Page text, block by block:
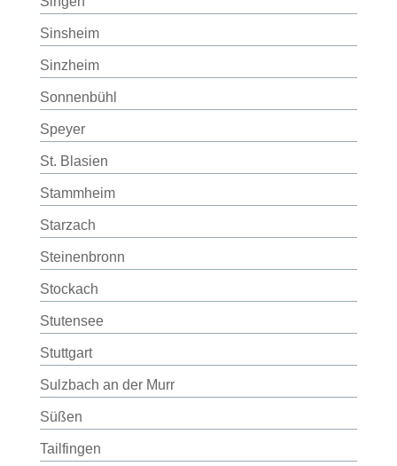
Sinsheim
Sinzheim
Sonnenbühl
Speyer
St. Blasien
Stammheim
Starzach
Steinenbronn
Stockach
Stutensee
Stuttgart
Sulzbach an der Murr
Süßen
Tailfingen